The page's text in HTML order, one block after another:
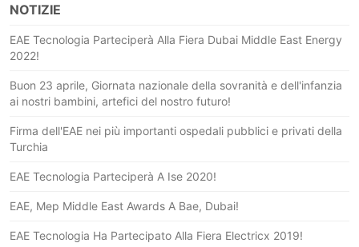
NOTIZIE
EAE Tecnologia Parteciperà Alla Fiera Dubai Middle East Energy
2022!
Buon 23 aprile, Giornata nazionale della sovranità e dell'infanzia
ai nostri bambini, artefici del nostro futuro!
Firma dell'EAE nei più importanti ospedali pubblici e privati della
Turchia
EAE Tecnologia Parteciperà A Ise 2020!
EAE, Mep Middle East Awards A Bae, Dubai!
EAE Tecnologia Ha Partecipato Alla Fiera Electricx 2019!